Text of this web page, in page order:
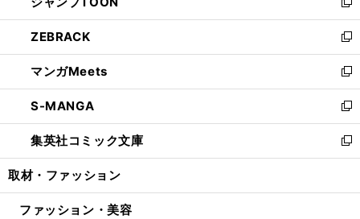
開
く
ド
ウ
で
開
く
ィ
ン
ド
ウ
で
開
く
い
ウ
ィ
ン
ド
ウ
で
開
く
新
し
い
ウ
ィ
ン
ド
ウ
で
開
ZEBRACK
新
し
い
ウ
ィ
ン
ド
ウ
開
マンガMeets
新
し
い
ウ
ィ
ン
ウ
S-MANGA
新
し
い
ウ
ン
集英社コミック文庫
新
し
ウ
取材・ファッション
ファッション・美容